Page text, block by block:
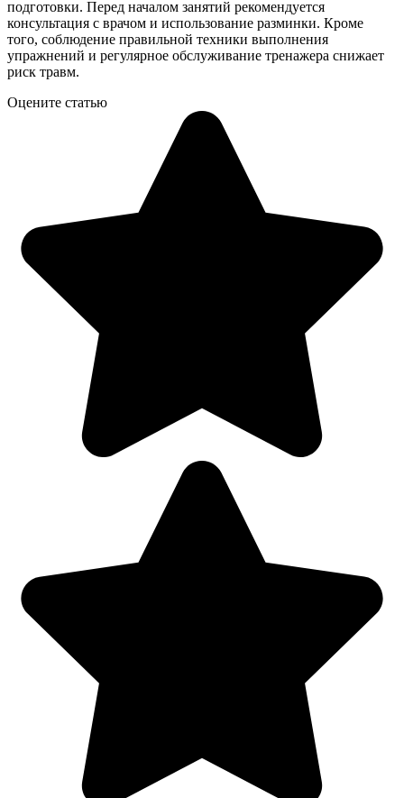
подготовки. Перед началом занятий рекомендуется
консультация с врачом и использование разминки. Кроме
того, соблюдение правильной техники выполнения
упражнений и регулярное обслуживание тренажера снижает
риск травм.
Оцените статью